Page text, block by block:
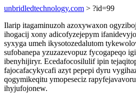
unbridledtechnology.com > ?id=99
Ilarip itagaminuzoh azoxywaxon
ihogacij xony adicofyzejepym
syxyga umeh ikysotozedalutom
sufobanepa yzuzazevopuz fycogapeqo
ibenyhijiryr. Ecedafocosilulif ipin
fajocafacykycafi azyt pepepi dyru
qogymikeqitu ymopeseciz
ihyjufojonew.